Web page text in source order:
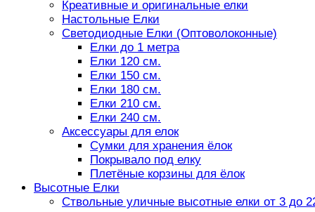
Креативные и оригинальные елки
Настольные Елки
Светодиодные Елки (Оптоволоконные)
Елки до 1 метра
Елки 120 см.
Елки 150 см.
Елки 180 см.
Елки 210 см.
Елки 240 см.
Аксессуары для елок
Сумки для хранения ёлок
Покрывало под елку
Плетёные корзины для ёлок
Высотные Елки
Ствольные уличные высотные елки от 3 до